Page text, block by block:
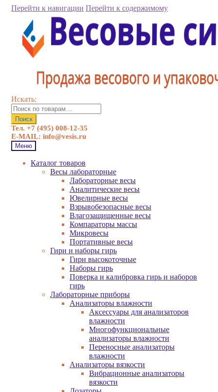
Перейти к навигации Перейти к содержимому
Искать:
Поиск
Тел. +7 (495) 008-12-35
E-MAIL: info@vesis.ru
Меню
Каталог товаров
Весы лабораторные
Лабораторные весы
Аналитические весы
Ювелирные весы
Взрывобезопасные весы
Влагозащищенные весы
Компараторы массы
Микровесы
Портативные весы
Гири и наборы гирь
Гири высокоточные
Наборы гирь
Поверка и калибровка гирь и наборов
гирь
Лабораторные приборы
Анализаторы влажности
Аксессуары для анализаторов
влажности
Многофункциональные
анализаторы влажности
Переносные анализаторы
влажности
Анализаторы вязкости
Вибрационные анализаторы
вязкости